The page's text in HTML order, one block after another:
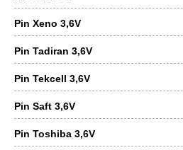
Pin Xeno 3,6V
Pin Tadiran 3,6V
Pin Tekcell 3,6V
Pin Saft 3,6V
Pin Toshiba 3,6V